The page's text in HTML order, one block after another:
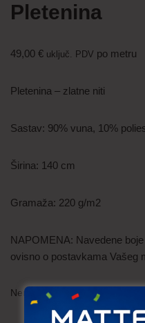
Pletenina
49,00 € uključ. PDV po metru
Pletenina – zlatne niti
Sastav: 90% vuna, 10%
Širina: 140 cm
Gramaža: 220 g/m2
NAPOMENA: Navedene
ovisno o postavkama Vašeg
Nema na zalihi